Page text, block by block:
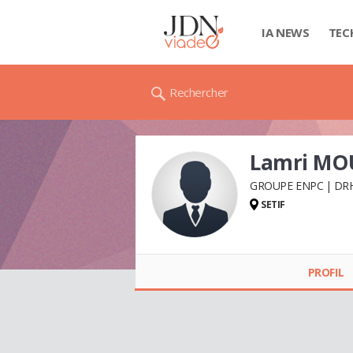
IA NEWS
Rechercher
Lamri
GROUPE ENPC
SETIF
PROFIL